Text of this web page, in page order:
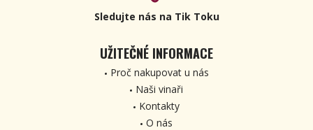
Sledujte nás na Tik Toku
UŽITEČNÉ INFORMACE
Proč nakupovat u nás
Naši vinaři
Kontakty
O nás